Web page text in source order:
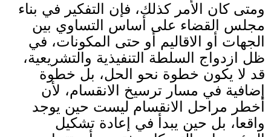
ومتى كان الأمر كذلك، فإن التفكير في بناء
مجلس القضاء على أساس التساوي بين
الجهات أو الاقاليم أو حتى المكونات، في
ظل ازدواج السلطة التنفيذية والتشريعية،
قد لا يكون خطوة نحو الحل، بل خطوة
إضافية في مسار ترسيخ الانقسام، لأن
أخطر مراحل الانقسام ليست حين يوجد
واقعا، بل حين يبدأ في إعادة تشكيل